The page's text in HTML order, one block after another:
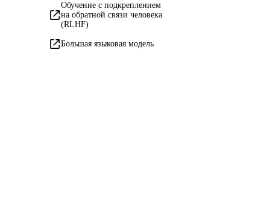
Обучение с подкреплением
на обратной связи человека
(RLHF)
Большая языковая модель